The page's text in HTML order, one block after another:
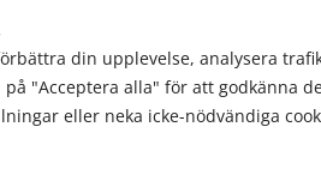
din upplevelse, analysera
"Acceptera alla" för att godkänna
eller neka icke-nödvändiga